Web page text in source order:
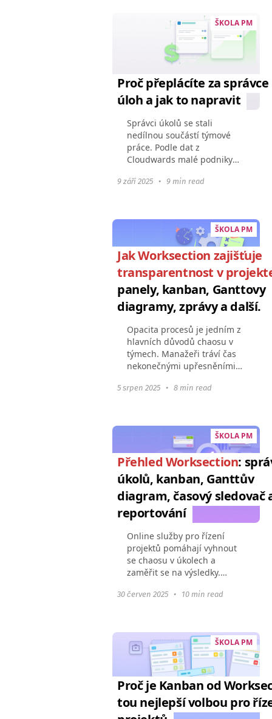
ŠKOLA PM
Proč přeplácíte za správce
úloh a jak to napravit
Správci úkolů se stali
nedílnou součástí týmové
práce. Podle dat z
Cloudwards malé podniky
uživatele měsíčně za takové
skutečnosti...
9 září 2025 • 9 min read
ŠKOLA PM
Jak Worksection zajišťuje
transparentnost v
panely, kanban, Ganttovy
diagramy, zprávy a další.
Opacita procesů je jedním z
hlavních důvodů chaosu v
týmech. Manažeři tráví čas
nekonečnými upřesněními
bez pochopení širšího
5 srpen 2025 • 8 min read
ŠKOLA PM
Přehled Worksection:
úkolů, kanban, Ganttův
diagram, časový sledovač
reportování
Online služby pro řízení
projektů pomáhají vyhnout
se chaosu v úkolech a
zaměřit se na výsledky.
digitálním nástrojům je
Většina správců...
30 červen 2025 • 10 min read
ŠKOLA PM
Proč je Kanban od
tou nejlepší volbou pro